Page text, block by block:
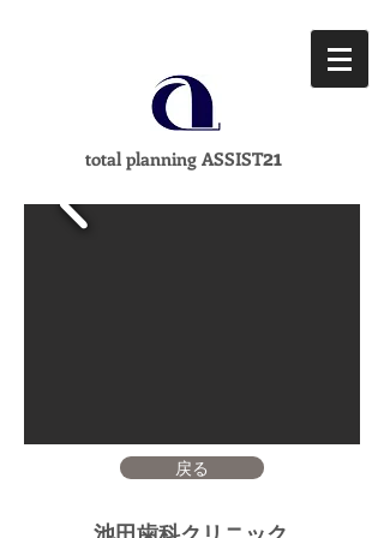
total planning ASSIST21
戻る